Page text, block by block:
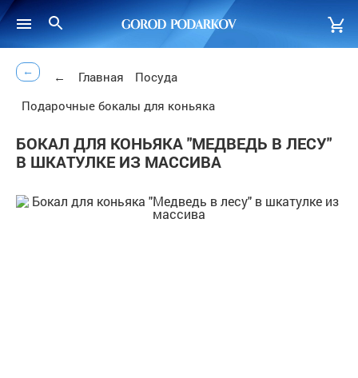
← ← Главная
Посуда
Подарочные бокалы для коньяка
БОКАЛ ДЛЯ КОНЬЯКА "МЕДВЕДЬ В ЛЕСУ"
В ШКАТУЛКЕ ИЗ МАССИВА